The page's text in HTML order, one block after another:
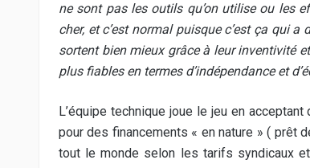
ne sont pas les outils qu’on utilise ou les
cher, et c’est normal puisque c’est ça qui
sortent bien mieux grâce à leur inventivité
plus fiables en termes d’indépendance et
L’équipe technique joue le jeu en
pour des financements « en nature » ( prêt
tout le monde selon les tarifs syndicaux